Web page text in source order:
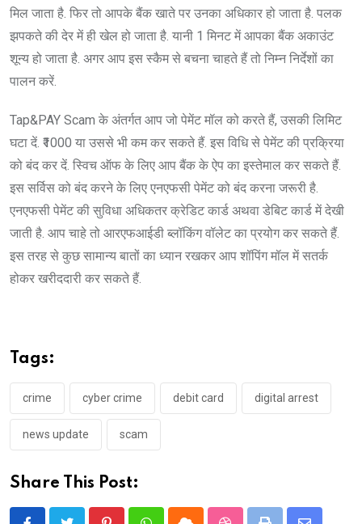
मिल जाता है. फिर तो आपके बैंक खाते पर उनका अधिकार हो जाता है. पलक
झपकते की देर में ही खेल हो जाता है. यानी 1 मिनट में आपका बैंक अकाउंट
शून्य हो जाता है. अगर आप इस स्कैम से बचना चाहते हैं तो निम्न निर्देशों का
पालन करें.
Tap&PAY Scam के अंतर्गत आप जो पेमेंट मॉल को करते हैं, उसकी लिमिट
घटा दें. ₹1000 या उससे भी कम कर सकते हैं. इस विधि से पेमेंट की प्रक्रिया
को बंद कर दें. स्विच ऑफ के लिए आप बैंक के ऐप का इस्तेमाल कर सकते हैं.
इस सर्विस को बंद करने के लिए एनएफसी पेमेंट को बंद करना जरूरी है.
एनएफसी पेमेंट की सुविधा अधिकतर क्रेडिट कार्ड अथवा डेबिट कार्ड में देखी
जाती है. आप चाहे तो आरएफआईडी ब्लॉकिंग वॉलेट का प्रयोग कर सकते हैं.
इस तरह से कुछ सामान्य बातों का ध्यान रखकर आप शॉपिंग मॉल में सतर्क
होकर खरीददारी कर सकते हैं.
Tags:
crime cyber crime debit card digital arrest
news update scam
Share This Post: